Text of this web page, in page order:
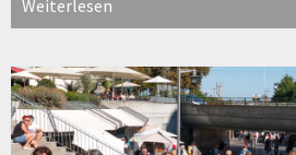
Weiterlesen